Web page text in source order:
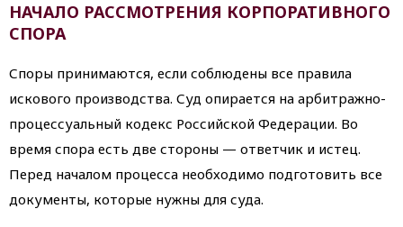
НАЧАЛО РАССМОТРЕНИЯ КОРПОРАТИВНОГО
СПОРА
Споры принимаются, если соблюдены все правила
искового производства. Суд опирается на арбитражно-
процессуальный кодекс Российской Федерации. Во
время спора есть две стороны — ответчик и истец.
Перед началом процесса необходимо подготовить все
документы, которые нужны для суда.